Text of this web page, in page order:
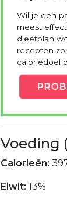
Wil je een
meest
dieetplan
recepten
caloriedoel
Voeding
Calorieën:
Eiwit: 13%